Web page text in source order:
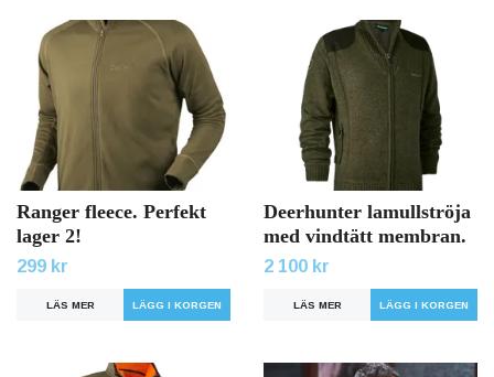
Ranger fleece. Perfekt
lager 2!
299 kr
LÄS MER LÄGG I KORGEN
Deerhunter lamullströja
med vindtätt membran.
2 100 kr
LÄS MER LÄGG I KORGEN